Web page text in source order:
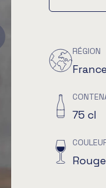
RÉGION
75 cl